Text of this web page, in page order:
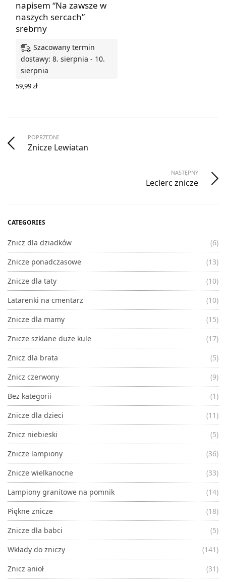
napisem “Na zawsze w
naszych sercach”
srebrny
Szacowany termin
dostawy: 8. sierpnia - 10.
sierpnia
59,99zł
POPRZEDNI
Znicze Lewiatan
NASTĘPNY
Leclerc znicze
CATEGORIES
Znicz dla dziadków
(6)
Znicze ponadczasowe
(13)
Znicze dla taty
(10)
Latarenki na cmentarz
(10)
Znicze dla mamy
(15)
Znicze szklane duże kule
(17)
Znicz dla brata
(5)
Znicz czerwony
(9)
Bez kategorii
(1)
Znicze dla dzieci
(11)
Znicz niebieski
(5)
Znicze lampiony
(36)
Znicze wielkanocne
(33)
Lampiony granitowe na pomnik
(14)
Piękne znicze
(18)
Znicze dla babci
(5)
Wkłady do zniczy
(141)
Znicz anioł
(31)